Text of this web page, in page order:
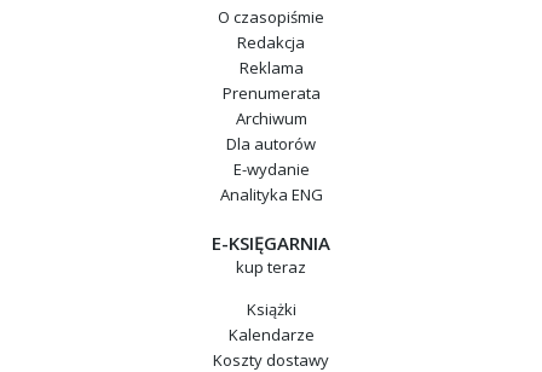
O czasopiśmie
Redakcja
Reklama
Prenumerata
Archiwum
Dla autorów
E-wydanie
Analityka ENG
E-KSIĘGARNIA
kup teraz
Książki
Kalendarze
Koszty dostawy